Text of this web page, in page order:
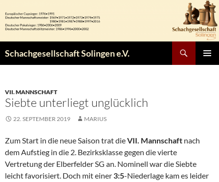
Inhalt
springen
Schachgesellschaft Solingen e.V.
VII. MANNSCHAFT
Siebte unterliegt unglücklich
22. SEPTEMBER 2019 MARIUS
Zum Start in die neue Saison trat dieVII. Mannschaft nach
dem Aufstieg in die 2. Bezirksklasse gegen die vierte
Vertretung der Elberfelder SG an. Nominell war die Siebte
leicht favorisiert. Doch mit einer 3:5-Niederlage kam es leider